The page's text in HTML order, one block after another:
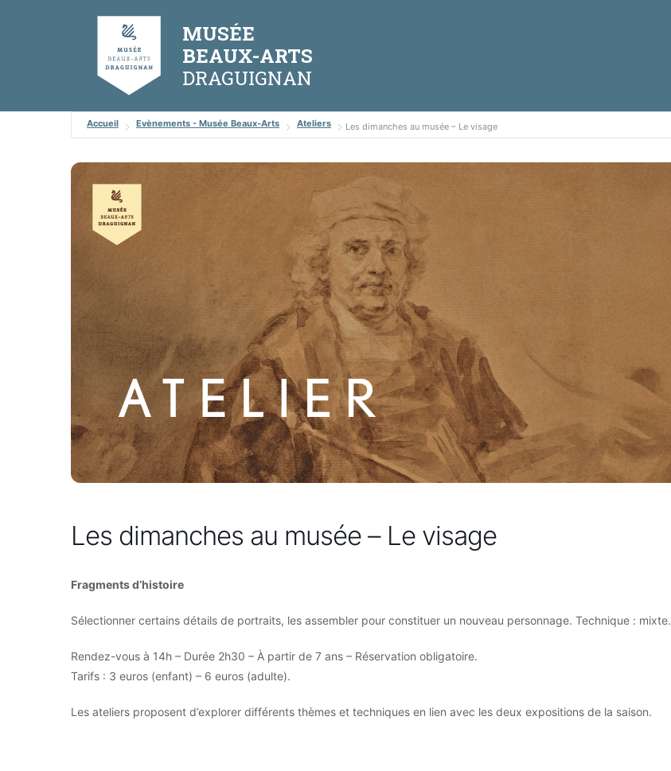
MUSÉE
BEAUX-ARTS
Accueil Evènements - Musée Beaux-Arts Ateliers Les dimanches au musée – Le visage
Les dimanches au musée – Le visage
Fragments d’histoire
Sélectionner certains détails de portraits, les assembler pour constituer un nouveau personnage. Technique : mixte.
Rendez-vous à 14h – Durée 2h30 – À partir de 7 ans – Réservation obligatoire.
Tarifs : 3 euros (enfant) – 6 euros (adulte).
Les ateliers proposent d’explorer différents thèmes et techniques en lien avec les deux expositions de la saison.